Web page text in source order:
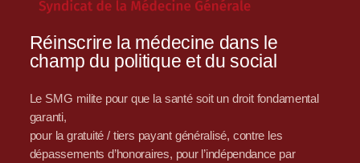
Réinscrire la médecine dans le
champ du politique et du social
Le SMG milite pour que la santé soit un droit fondamental
garanti,
pour la gratuité / tiers payant généralisé, contre les
dépassements d’honoraires, pour l’indépendance par